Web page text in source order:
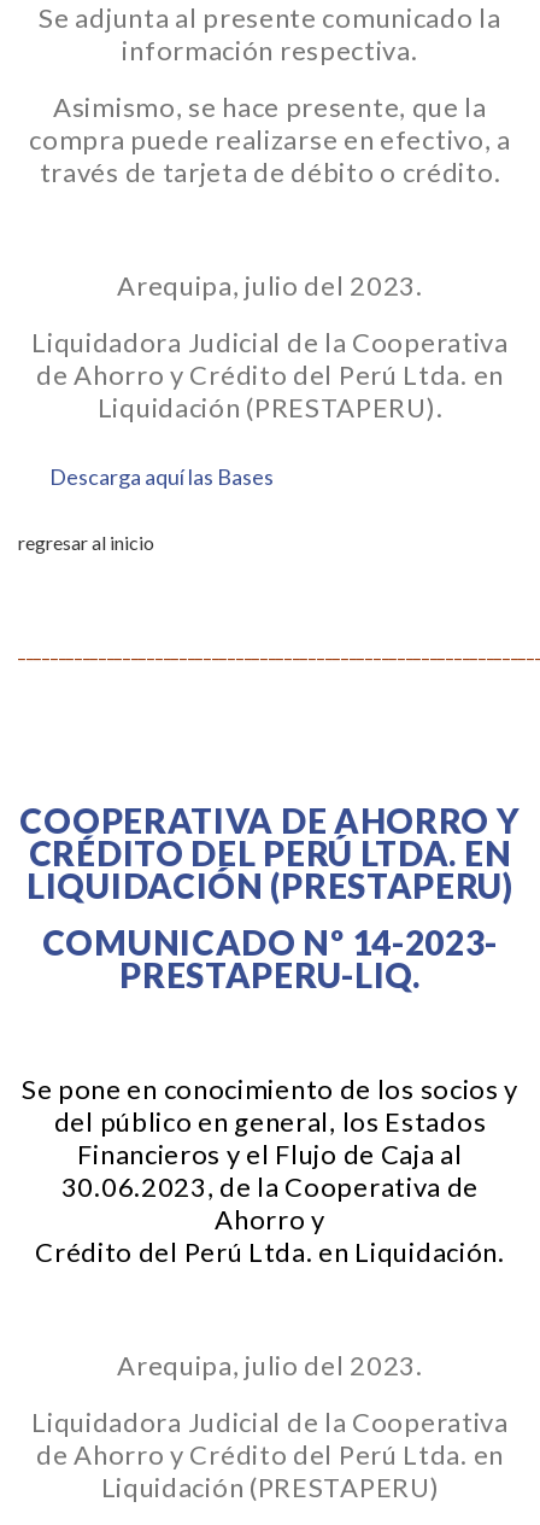
Se adjunta al presente comunicado la
información respectiva.
Asimismo, se hace presente, que la
compra puede realizarse en efectivo, a
través de tarjeta de débito o crédito.
Arequipa, julio del 2023.
Liquidadora Judicial de la Cooperativa
de Ahorro y Crédito del Perú Ltda. en
Liquidación (PRESTAPERU).
Descarga aquí las Bases
regresar al inicio
COOPERATIVA DE AHORRO Y
CRÉDITO DEL PERÚ LTDA. EN
LIQUIDACIÓN (PRESTAPERU)
COMUNICADO Nº 14-2023-
PRESTAPERU-LIQ.
Se pone en conocimiento de los socios y
del público en general, los Estados
Financieros y el Flujo de Caja al
30.06.2023, de la Cooperativa de
Ahorro y
Crédito del Perú Ltda. en Liquidación.
Arequipa, julio del 2023.
Liquidadora Judicial de la Cooperativa
de Ahorro y Crédito del Perú Ltda. en
Liquidación (PRESTAPERU)